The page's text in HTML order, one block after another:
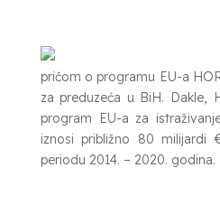
pričom o programu EU-a
za preduzeća u BiH. Dakle,
program EU-a za
iznosi približno 80 milijardi
periodu 2014. – 2020. godina.